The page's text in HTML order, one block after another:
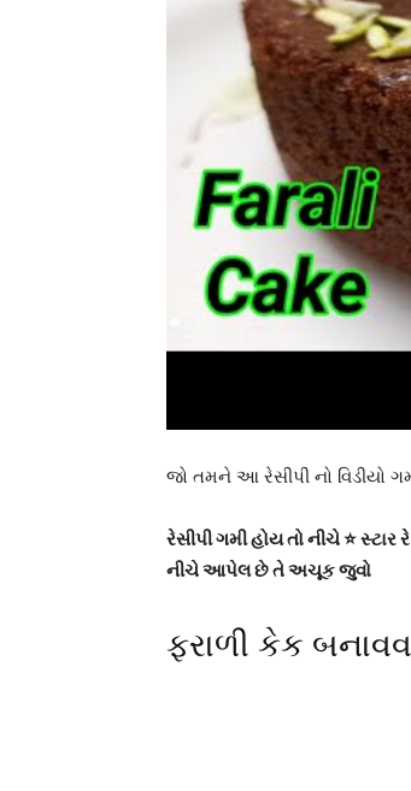
જો તમને આ રેસીપી નો વિડીયો
રેસીપી ગમી હોય તો નીચે ⭐
નીચે આપેલ છે તે અચૂક જુવો
ફરાળી કેક